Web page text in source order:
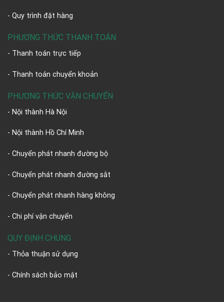
- Quy trình đặt hàng
PHƯƠNG THỨC THANH TOÁN
- Thanh toán trực tiếp
- Thanh toán chuyển khoản
PHƯƠNG THỨC VẬN CHUYỂN
- Nội thành Hà Nội
- Nội thành Hồ Chí Minh
- Chuyển phát nhanh đường bộ
- Chuyển phát nhanh đường sắt
- Chuyển phát nhanh hàng không
- Chi phí vận chuyển
QUY ĐỊNH CHUNG
- Thỏa thuận sử dụng
- Chính sách bảo mật